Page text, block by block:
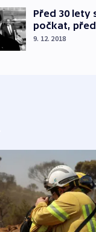
Před 30 lety
počkat,
9. 12. 2018